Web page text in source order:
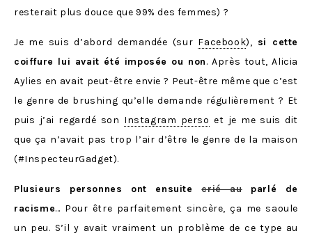
resterait plus douce que 99% des femmes) ?
Je me suis d’abord demandée (sur Facebook), si cette
coiffure lui avait été imposée ou non. Après tout, Alicia
Aylies en avait peut-être envie ? Peut-être même que c’est
le genre de brushing qu’elle demande régulièrement ? Et
puis j’ai regardé son Instagram perso et je me suis dit
que ça n’avait pas trop l’air d’être le genre de la maison
(#InspecteurGadget).
Plusieurs personnes ont ensuitecrié auparlé de
racisme… Pour être parfaitement sincère, ça me saoule
un peu. S’il y avait vraiment un problème de ce type au